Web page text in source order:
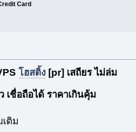
Card
โฮสติ้ง [pr] เสถียร ไม่ล่ม
เชื่อถือได้ ราคาเกินคุ้ม
ติม